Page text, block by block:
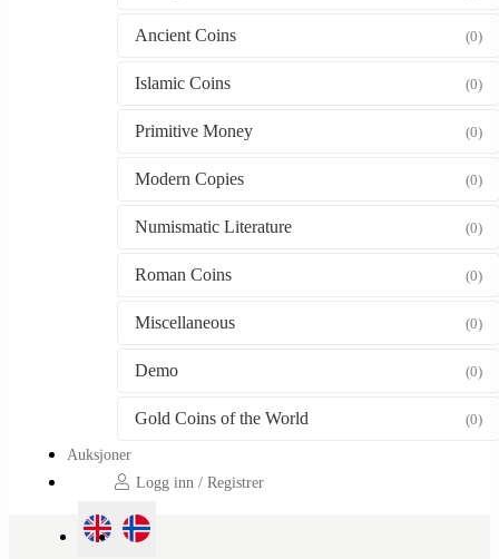
Ancient Coins (0)
Islamic Coins (0)
Primitive Money (0)
Modern Copies (0)
Numismatic Literature (0)
Roman Coins (0)
Miscellaneous (0)
Demo (0)
Gold Coins of the World (0)
Auksjoner
Logg inn / Registrer